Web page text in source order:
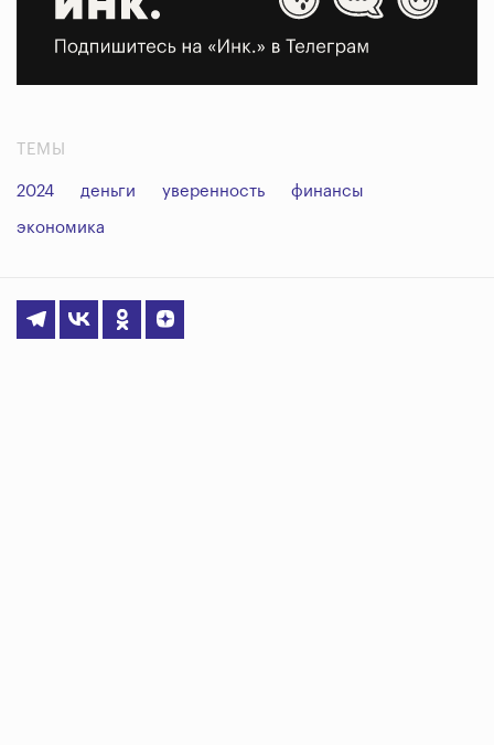
ТЕМЫ
2024 деньги уверенность финансы
экономика